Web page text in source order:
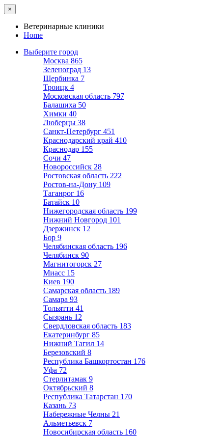
×
Ветеринарные клиники
Home
Выберите город
Москва 865
Зеленоград 13
Щербинка 7
Троицк 4
Московская область 797
Балашиха 50
Химки 40
Люберцы 38
Санкт-Петербург 451
Краснодарский край 410
Краснодар 155
Сочи 47
Новороссийск 28
Ростовская область 222
Ростов-на-Дону 109
Таганрог 16
Батайск 10
Нижегородская область 199
Нижний Новгород 101
Дзержинск 12
Бор 9
Челябинская область 196
Челябинск 90
Магнитогорск 27
Миасс 15
Киев 190
Самарская область 189
Самара 93
Тольятти 41
Сызрань 12
Свердловская область 183
Екатеринбург 85
Нижний Тагил 14
Березовский 8
Республика Башкортостан 176
Уфа 72
Стерлитамак 9
Октябрьский 8
Республика Татарстан 170
Казань 73
Набережные Челны 21
Альметьевск 7
Новосибирская область 160